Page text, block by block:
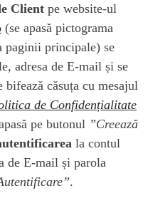
Client pe website-ul
(se apasă pictograma
paginii principale) se
adresa de E-mail și se
căsuța cu mesajul
de Confidențialitate
pe butonul ”Creează
la contul
de E-mail și parola
.